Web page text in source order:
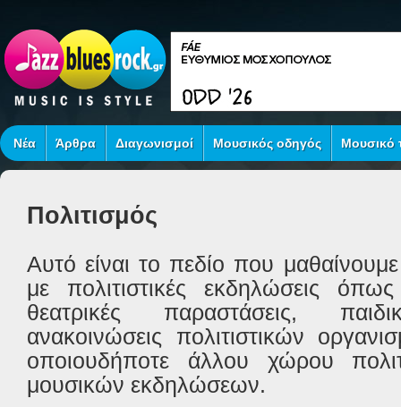
Νέα Άρθρα Διαγωνισμοί Μουσικός οδηγός Μουσικό
Πολιτισμός
Αυτό είναι το πεδίο που
με πολιτιστικές εκδηλώσεις
θεατρικές παραστάσεις,
ανακοινώσεις πολιτιστικών
οποιουδήποτε άλλου χώρου
μουσικών εκδηλώσεων.